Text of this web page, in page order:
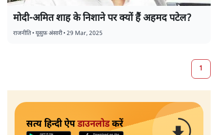
मोदी-अमित शाह के निशाने पर क्यों हैं अहमद पटेल?
राजनीति•यूसुफ़ अंसारी•29 Mar, 2025
1
सत्य हिन्दी ऐपडाउनलोडकरें